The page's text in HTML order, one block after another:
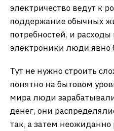
электричество ведут к
поддержание обычных
потребностей, и расходы
электроники люди явно
Тут не нужно строить
понятно на бытовом
мира люди
денег, они
так, а затем